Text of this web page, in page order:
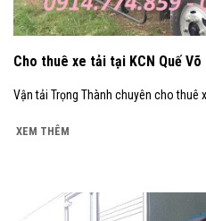
Cho thuê xe tải tại KCN Quế Võ
Vận tải Trọng Thành chuyên cho thuê
XEM THÊM